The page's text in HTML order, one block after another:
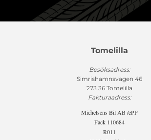
Tomelilla
Besöksadress:
Simrishamnsvägen 46
273 36 Tomelilla
Fakturaadress:
Michelsens Bil AB /ePP
Fack 110684
R011